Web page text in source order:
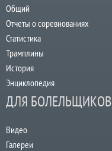
Общий
Отчеты о соревнованиях
Статистика
Трамплины
История
Энциклопедия
ДЛЯ БОЛЕЛЬЩИКОВ
Видео
Галереи